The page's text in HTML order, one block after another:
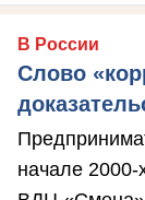
В России
Слово
начале 2000-